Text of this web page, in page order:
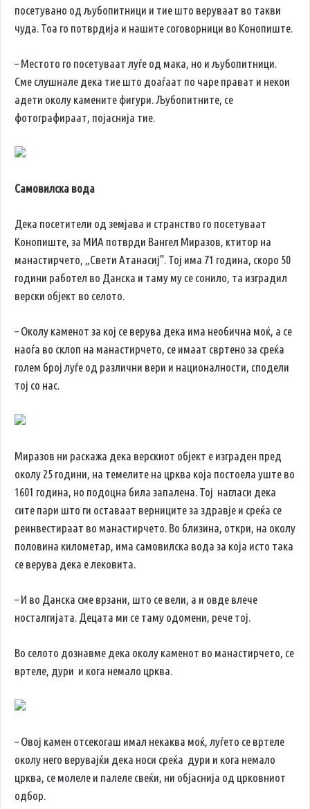
посетувано од љубопитници и тие што веруваат во такви
чуда. Тоа го потврдија и нашите соговорници во Конопиште.
– Местото го посетуваат луѓе од мака, но и љубопитници.
Сме слушнале дека тие што доаѓаат по чаре прават и некои
адети околу камените фигури. Љубопитните, се
фотографираат, појаснија тие.
Самовилска вода
Дека посетители од земјава и странство го посетуваат
Конопиште, за МИА потврди Вангел Миразов, ктитор на
манастирчето, „Свети Атанасиј”. Тој има 71 година, скоро 50
години работел во Данска и таму му се сонило, та изградил
верски објект во селото.
– Околу каменот за кој се верува дека има необична моќ, а се
наоѓа во склоп на манастирчето, се имаат свртено за среќа
голем број луѓе од различни вери и националности, сподели
тој со нас.
Миразов ни раскажа дека верскиот објект е изграден пред
околу 25 години, на темелите на црква која постоела уште во
1601 година, но подоцна била запалена. Тој нагласи дека
сите пари што ги оставаат верниците за здравје и среќа се
реинвестираат во манастирчето. Во близина, откри, на околу
половина километар, има самовилска вода за која исто така
се верува дека е лековита.
– И во Данска сме врзани, што се вели, а и овде влече
носталгијата. Децата ми се таму одомени, рече тој.
Во селото дознавме дека околу каменот во манастирчето, се
вртеле, дури и кога немало црква.
– Овој камен отсекогаш имал некаква моќ, луѓето се вртеле
околу него верувајќи дека носи среќа дури и кога немало
црква, се молеле и палеле свеќи, ни објаснија од црковниот
одбор.